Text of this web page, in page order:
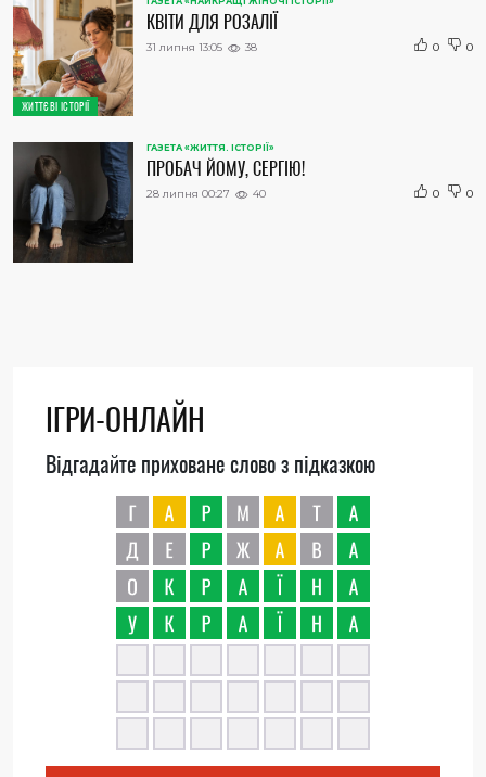
ЖИТТЄВІ ІСТОРІЇ
КВІТИ ДЛЯ РОЗАЛІЇ
31 липня 13:05 38 0 0
ГАЗЕТА «ЖИТТЯ. ІСТОРІЇ»
ПРОБАЧ ЙОМУ, СЕРГІЮ!
28 липня 00:27 40 0 0
ІГРИ-ОНЛАЙН
Відгадайте приховане слово з підказкою